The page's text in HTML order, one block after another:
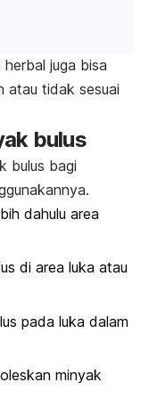
juga bisa
atau tidak sesuai
bulus
bulus bagi
dahulu area
di area luka atau
pada luka dalam
minyak